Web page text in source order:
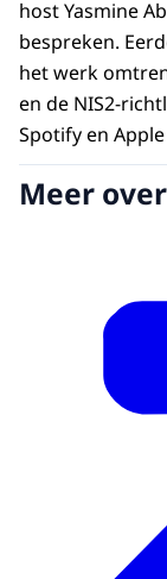
host Yasmine
bespreken.
het werk
en de NIS2-
Spotify en
Meer